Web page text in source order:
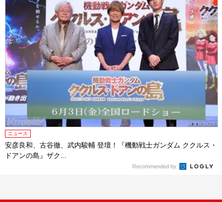
ニュース
安彦良和、古谷徹、武内駿輔 登壇！『機動戦士ガンダム ククルス・
ドアンの島』ザク...
Recommended by